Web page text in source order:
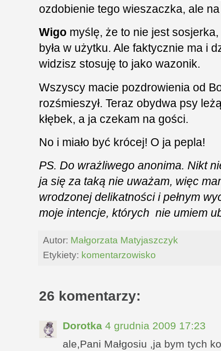
ozdobienie tego wieszaczka, ale
Wigo myślę, że to nie jest
była w użytku. Ale faktycznie ma i
widzisz stosuję to jako wazonik.
Wszyscy macie pozdrowienia od
rozśmieszył. Teraz obydwa psy
kłębek, a ja czekam na gości.
No i miało być krócej! O ja pepla!
PS. Do wrażliwego anonima. Nikt
ja się za taką nie uważam, więc
wrodzonej delikatności i pełnym
moje intencje, których nie umiem
Autor: Małgorzata Matyjaszczyk
Etykiety: komentarzowisko
26 komentarzy:
Dorotka 4 grudnia 2009 17:23
ale,Pani Małgosiu ,ja bym tych